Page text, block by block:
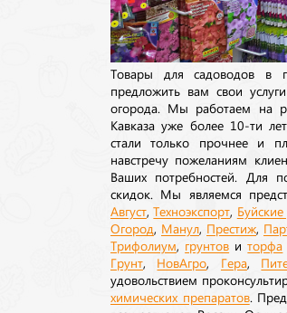
Товары для садоводов в
предложить вам свои
огорода. Мы работаем на
Кавказа уже более 10-ти
стали только прочнее и
навстречу пожеланиям
Ваших потребностей. Для
скидок. Мы являемся
Август ,Техноэкспорт
Огород Манул Престиж
Трифолиум грунтов иторфа
Грунт НовАгро Гера,
удовольствием
химических препаратов.